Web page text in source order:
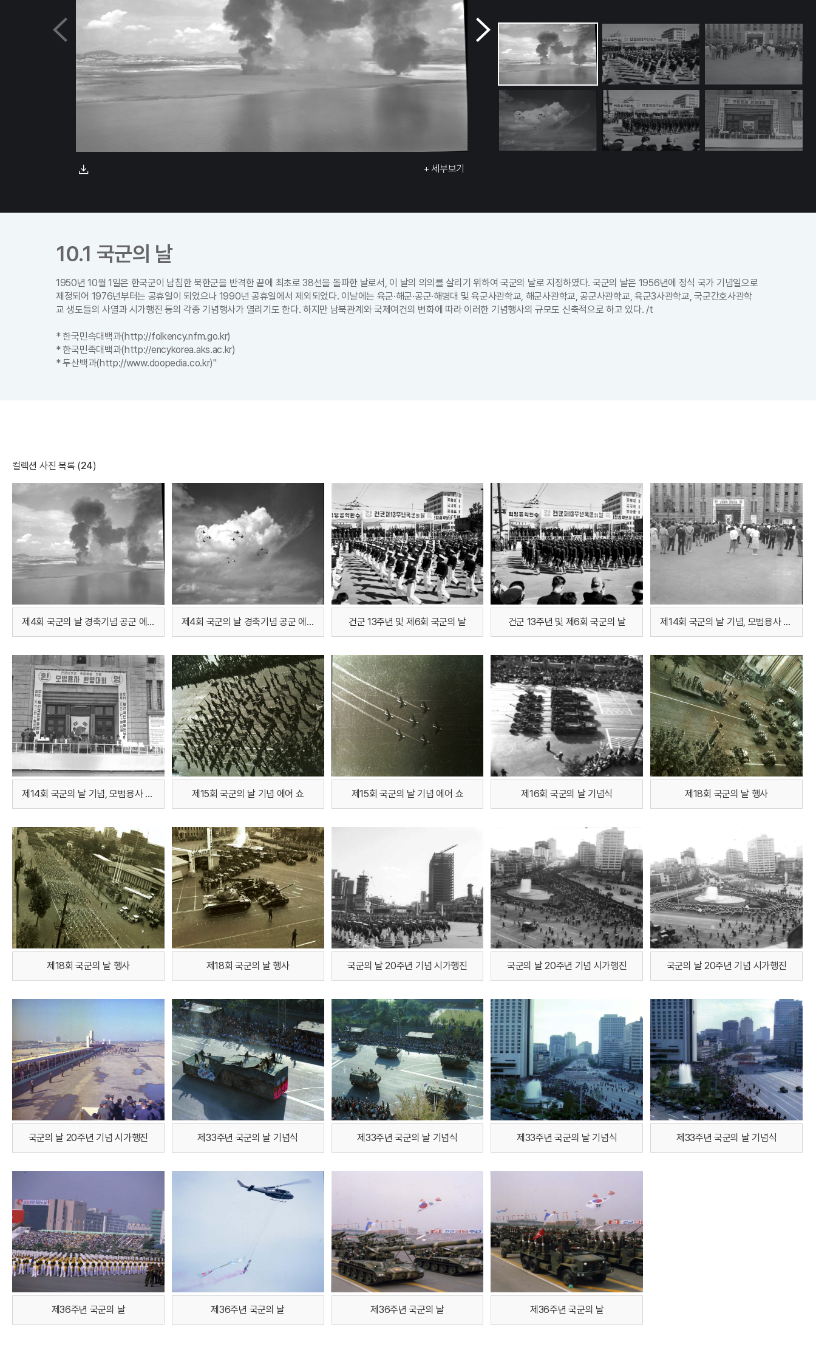
+ 세부보기
10.1 국군의 날
1950년 10월 1일은 한국군이 남침한 북한군을 반격한 끝에 최초로 38선을 돌파한 날로서, 이 날의 의의를 살리기 위하여 국군의 날로 지정하였다. 국군의 날은 1956년에 정식 국가 기념일으로
제정되어 1976년부터는 공휴일이 되었으나 1990년 공휴일에서 제외되었다. 이날에는 육군·해군·공군·해병대 및 육군사관학교, 해군사관학교, 공군사관학교, 육군3사관학교, 국군간호사관학
교 생도들의 사열과 시가행진 등의 각종 기념행사가 열리기도 한다. 하지만 남북관계와 국제여건의 변화에 따라 이러한 기념행사의 규모도 신축적으로 하고 있다. /t
* 한국민속대백과(http://folkency.nfm.go.kr)
* 한국민족대백과(http://encykorea.aks.ac.kr)
* 두산백과(http://www.doopedia.co.kr)"
컬렉션 사진 목록 (24)
제4회 국군의 날 경축기념 공군 에어쇼 제4회 국군의 날 경축기념 공군 에어쇼 건군 13주년 및 제6회 국군의 날 건군 13주년 및 제6회 국군의 날 제14회 국군의 날 기념, 모범용사 환영대회
제14회 국군의 날 기념, 모범용사 환영대회 제15회 국군의 날 기념 에어 쇼 제15회 국군의 날 기념 에어 쇼 제16회 국군의 날 기념식 제18회 국군의 날 행사
제18회 국군의 날 행사 제18회 국군의 날 행사 국군의 날 20주년 기념 시가행진 국군의 날 20주년 기념 시가행진 국군의 날 20주년 기념 시가행진
국군의 날 20주년 기념 시가행진 제33주년 국군의 날 기념식 제33주년 국군의 날 기념식 제33주년 국군의 날 기념식 제33주년 국군의 날 기념식
제36주년 국군의 날 제36주년 국군의 날 제36주년 국군의 날 제36주년 국군의 날